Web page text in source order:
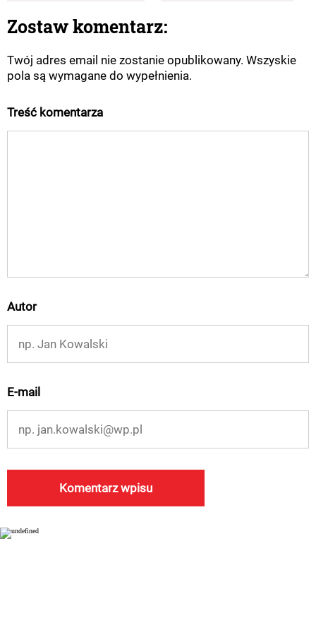
Zostaw komentarz:
Twój adres email nie zostanie opublikowany. Wszyskie
pola są wymagane do wypełnienia.
Treść komentarza
Autor
E-mail